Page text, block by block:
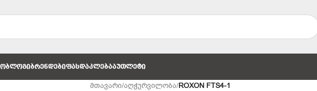
ᲑᲚᲝᲒᲘᲑᲠᲔᲜᲓᲔᲑᲘᲤᲐᲡᲓᲐᲙᲚᲔᲑᲐᲐᲣᲗᲚᲔᲢᲘ
მთავარი/აღჭურვილობა/ROXON FTS4-1